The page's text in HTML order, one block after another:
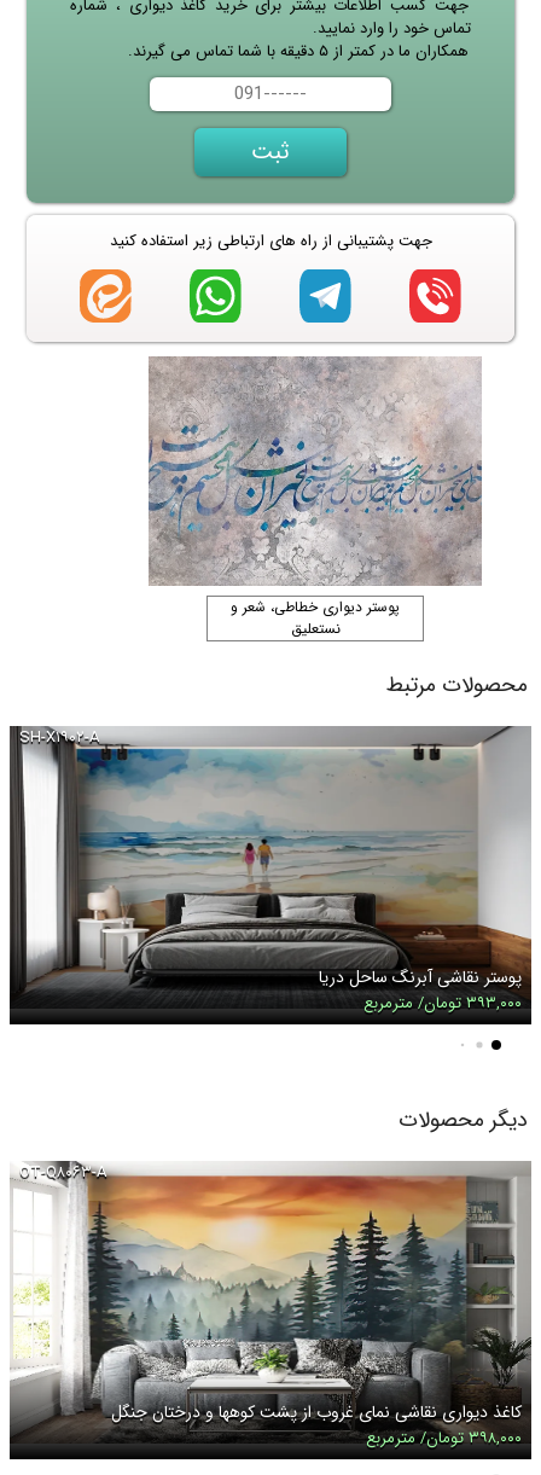
جهت کسب اطلاعات بیشتر برای خرید کاغذ دیواری ، شماره
تماس خود را وارد نمایید.
همکاران ما در کمتر از ۵ دقیقه با شما تماس می گیرند.
جهت پشتیبانی از راه های ارتباطی زیر استفاده کنید
پوستر دیواری خطاطی، شعر و
نستعلیق
محصولات مرتبط
SH-X۱۹۰۲-A
پوستر نقاشی آبرنگ ساحل دریا
۳۹۳,۰۰۰ تومان/ مترمربع
دیگر محصولات
OT-Q۸۰۶۳-A
کاغذ دیواری نقاشی نمای غروب از پشت کوهها و درختان جنگل
۳۹۸,۰۰۰ تومان/ مترمربع